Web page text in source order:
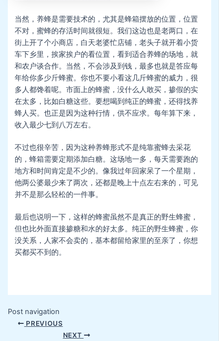
当然，养蜂是需要技术的，尤其是蜂箱摆放的位置，位置
不对，蜜蜂的存活时间就很短。我们这边也是老两口，在
街上开了个小商店，白天老婆忙店铺，老头子就开着小货
车下乡里，挨家挨户的看位置，看到适合养蜂的场地，就
和农户谈合作。当然，不会涉及到钱，最多也就是答应每
年给你多少斤蜂蜜。你也不要小看这几斤蜂蜜的威力，很
多人都馋着呢。市面上的蜂蜜，没什么人敢买，掺假的实
在太多，比如白糖这些。要想喝到纯正的蜂蜜，还得找养
蜂人买。也正是因为这种行情，供不应求。每年算下来，
收入最少七到八万左右。
不过也很辛苦，因为这种养蜂形式不是纯靠蜜蜂去采花
的，蜂箱需要定期添加白糖。这场地一多，每天需要跑的
地方和时间肯定是不少的。像我过年回家呆了一个星期，
他两公婆最少来了两次，还都是晚上十点左右来的，可见
并不是那么轻松的一件事。
最后也说明一下，这样的蜂蜜虽然不是真正的野生蜂蜜，
但也比外面直接掺糖和水的好太多。纯正的野生蜂蜜，你
没关系，人家不会卖的，基本都留给家里的至亲了，你想
买都买不到的。
Post navigation
PREVIOUS
NEXT